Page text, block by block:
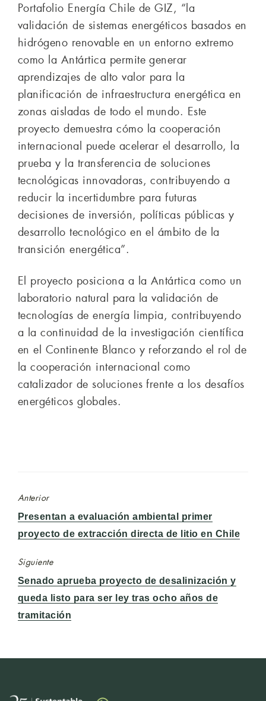
Portafolio Energía Chile de GIZ, “la
validación de sistemas energéticos basados en
hidrógeno renovable en un entorno extremo
como la Antártica permite generar
aprendizajes de alto valor para la
planificación de infraestructura energética en
zonas aisladas de todo el mundo. Este
proyecto demuestra cómo la cooperación
internacional puede acelerar el desarrollo, la
prueba y la transferencia de soluciones
tecnológicas innovadoras, contribuyendo a
reducir la incertidumbre para futuras
decisiones de inversión, políticas públicas y
desarrollo tecnológico en el ámbito de la
transición energética”.
El proyecto posiciona a la Antártica como un
laboratorio natural para la validación de
tecnologías de energía limpia, contribuyendo
a la continuidad de la investigación científica
en el Continente Blanco y reforzando el rol de
la cooperación internacional como
catalizador de soluciones frente a los desafíos
energéticos globales.
Anterior
Entrada
anterior:
Presentan a evaluación ambiental primer
proyecto de extracción directa de litio en Chile
Siguiente
Entrada
siguiente:
Senado aprueba proyecto de desalinización y
queda listo para ser ley tras ocho años de
tramitación